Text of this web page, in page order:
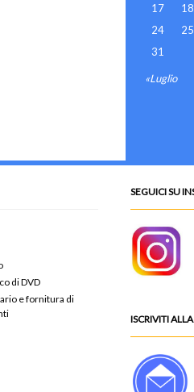
17
18
24
25
31
«Luglio
di DVD
e fornitura di
SEGUICI SU
ISCRIVITI